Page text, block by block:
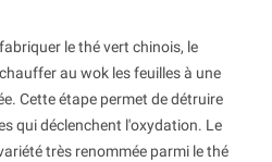
le thé vert chinois, le
au wok les feuilles à une
Cette étape permet de détruire
qui déclenchent l'oxydation. Le
très renommée parmi le thé